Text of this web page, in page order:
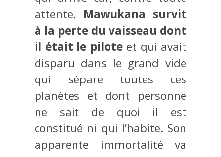
attente, Mawukana survit
à la perte du vaisseau dont
il était le pilote et qui avait
disparu dans le grand vide
qui sépare toutes ces
planètes et dont personne
ne sait de quoi il est
constitué ni qui l’habite. Son
apparente immortalité va